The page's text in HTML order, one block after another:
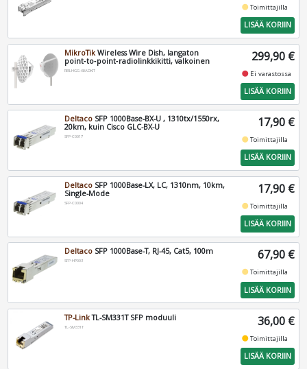
fiber_manual_recordToimittajilla
LISÄÄ KORIIN
MikroTik Wireless Wire Dish, langaton
point‑to‑point‑radiolinkkikitti, valkoinen
RBLHGG-60ADKIT
299,90 €
fiber_manual_record Ei varastossa
LISÄÄ KORIIN
Deltaco SFP 1000Base-BX-U , 1310tx/1550rx,
20km, kuin Cisco GLC-BX-U
SFP-C0017
17,90 €
fiber_manual_recordToimittajilla
LISÄÄ KORIIN
Deltaco SFP 1000Base-LX, LC, 1310nm, 10km,
Single-Mode
SFP-C0004
17,90 €
fiber_manual_recordToimittajilla
LISÄÄ KORIIN
Deltaco SFP 1000Base-T, RJ-45, Cat5, 100m
SFP-HP003 67,90 €
fiber_manual_recordToimittajilla
LISÄÄ KORIIN
TP-LinkTL-SM331T SFP moduuli
TL-SM331T 36,00 €
fiber_manual_recordToimittajilla
LISÄÄ KORIIN